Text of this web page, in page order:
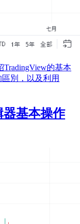
的基本
別，以及利用
器基本操作